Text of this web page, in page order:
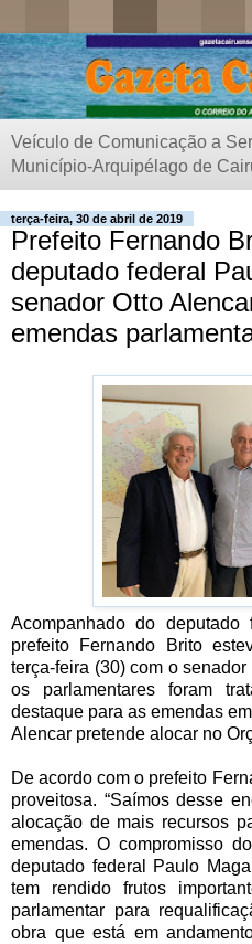
Veículo de Comunicação a
Município-Arquipélago de
terça-feira, 30 de abril de 2019
Prefeito Fernando
deputado federal
senador Otto
emendas
Acompanhado do
prefeito Fernando Brito
terça-feira (30) com o
os parlamentares foram
destaque para as emendas
Alencar pretende alocar no
De acordo com o prefeito
proveitosa. “Saímos desse
alocação de mais recursos
emendas. O compromisso
deputado federal Paulo
tem rendido frutos
parlamentar para
obra que está em